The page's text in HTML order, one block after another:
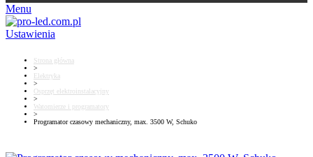
Menu
Ustawienia
Strona główna
>
Elektryka
>
Osprzęt elektroinstalacyjny
>
Watomierze i programatory
>
Programator czasowy mechaniczny, max. 3500 W, Schuko